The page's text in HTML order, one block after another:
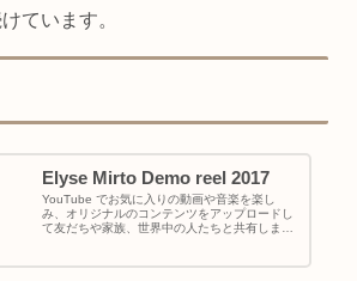
ています。
Elyse Mirto Demo reel 2017
YouTube でお気に入りの動画や音楽を楽し
み、オリジナルのコンテンツをアップロードし
て友だちや家族、世界中の人たちと共有しまし